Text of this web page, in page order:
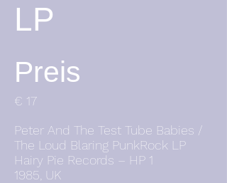
LP
Preis
€ 17
Peter And The Test Tube Babies /
The Loud Blaring PunkRock LP
Hairy Pie Records – HP 1
1985, UK